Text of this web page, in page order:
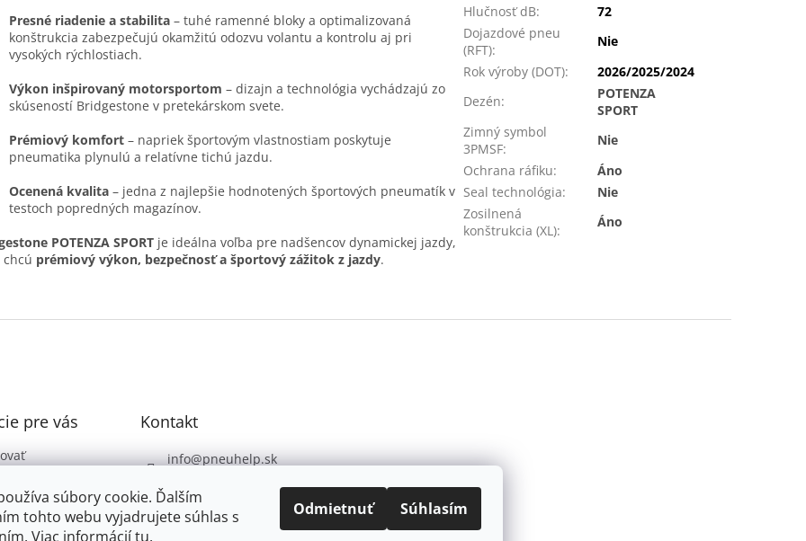
súbory cookie. Ďalším
tohto webu vyjadrujete súhlas s
Viac informáciítu.
Odmietnuť Súhlasím
Presné riadenie a stabilita – tuhé ramenné bloky a optimalizovaná
konštrukcia zabezpečujú okamžitú odozvu volantu a kontrolu aj pri
vysokých rýchlostiach.
Výkon inšpirovaný motorsportom – dizajn a technológia vychádzajú zo
skúseností Bridgestone v pretekárskom svete.
Prémiový komfort – napriek športovým vlastnostiam poskytuje
pneumatika plynulú a relatívne tichú jazdu.
Ocenená kvalita – jedna z najlepšie hodnotených športových pneumatík v
testoch popredných magazínov.
POTENZA SPORT je ideálna voľba pre nadšencov dynamickej jazdy,
prémiový výkon, bezpečnosť a športový zážitok z jazdy.
Hlučnosť dB:
72
Dojazdové pneu
(RFT):
Nie
Rok výroby (DOT):
2026/2025/2024
Dezén:
POTENZA
SPORT
Zimný symbol
3PMSF:
Nie
Ochrana ráfiku:
Áno
Seal technológia:
Nie
Zosilnená
konštrukcia (XL):
Áno
pre vás
ochrany
Kontakt
info@pneuhelp.sk